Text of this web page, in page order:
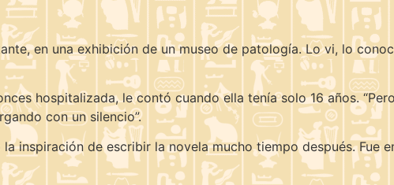
en una exhibición de un museo de patología. Lo vi, lo
hospitalizada, le contó cuando ella tenía solo 16 años.
con un silencio”.
inspiración de escribir la novela mucho tiempo después. Fue